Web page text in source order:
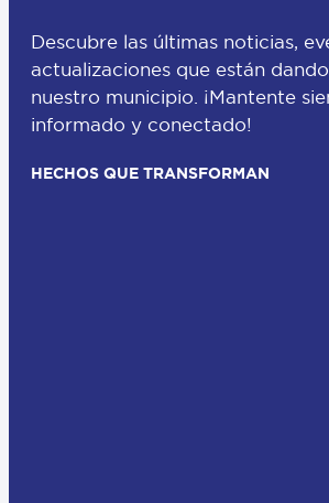
Descubre las últimas noticias,
actualizaciones que están
nuestro municipio. ¡Mantente
informado y conectado!
HECHOS QUE TRANSFORMAN